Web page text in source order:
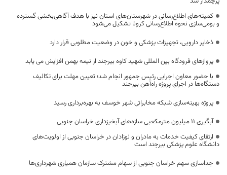
کمیته‌های اطلاع‌رسانی در شهرستان‌های استان نیز با هدف آگاهی‌بخشی گسترده
و بومی‌سازی نحوه اطلاع‌رسانی کرونا تشکیل می‌شود
ذخایر دارویی، تجهیزات پزشکی و خون در وضعیت مطلوبی قرار دارد
پروازهای فرودگاه بین المللی شهید کاوه بیرجند از نیمه بهمن افزایش می یابد
با حضور معاون اجرایی رئیس جمهور انجام شد؛ تعیین مهلت برای تکالیف
دستگاه‌ها در اجرای پروژه راه‌آهن بیرجند
پروژه بهینه‌سازی شبکه مخابراتی شهر خوسف به بهره‌برداری رسید
آبگیری 11 میلیون مترمکعبی سازه‌های آبخیزداری خراسان جنوبی
ارتقای کیفیت خدمات به مادران و نوزادان در خراسان جنوبی از اولویت‌های
دانشگاه علوم پزشکی بیرجند است
جداسازی سهم خراسان جنوبی از سهام مشترک سازمان همیاری شهرداری‌ها